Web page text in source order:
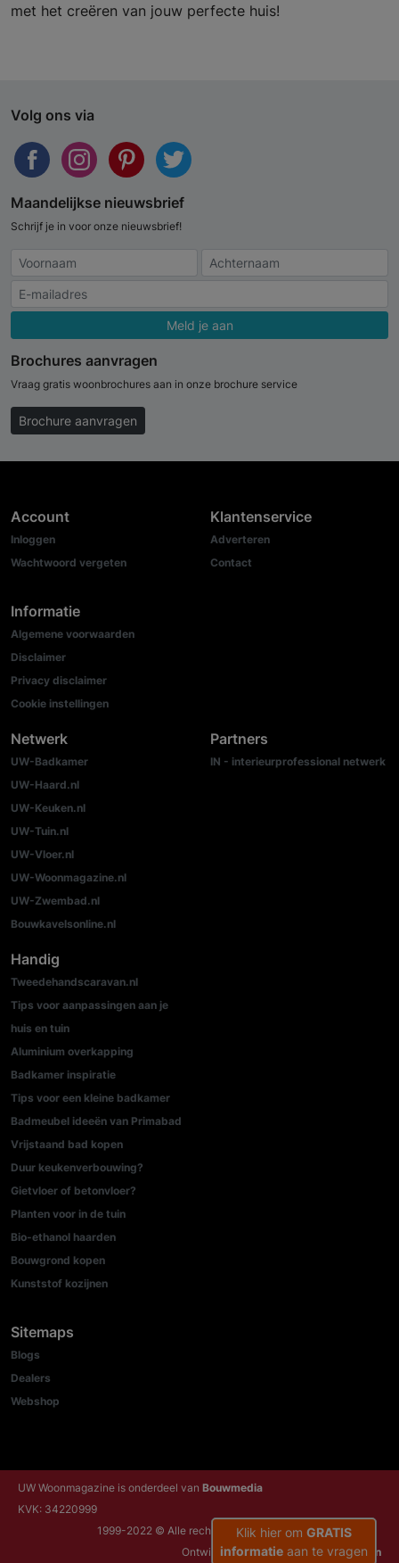
met het creëren van jouw perfecte huis!
Volg ons via
Maandelijkse nieuwsbrief
Schrijf je in voor onze nieuwsbrief!
Meld je aan
Brochures aanvragen
Vraag gratis woonbrochures aan in onze brochure service
Brochure aanvragen
Account
Inloggen
Wachtwoord vergeten
Informatie
Algemene voorwaarden
Disclaimer
Privacy disclaimer
Cookie instellingen
Klantenservice
Adverteren
Contact
Netwerk
UW-Badkamer
UW-Haard.nl
UW-Keuken.nl
UW-Tuin.nl
UW-Vloer.nl
UW-Woonmagazine.nl
UW-Zwembad.nl
Bouwkavelsonline.nl
Partners
IN - interieurprofessional netwerk
Handig
Tweedehandscaravan.nl
Tips voor aanpassingen aan je
huis en tuin
Aluminium overkapping
Badkamer inspiratie
Tips voor een kleine badkamer
Badmeubel ideeën van Primabad
Vrijstaand bad kopen
Duur keukenverbouwing?
Gietvloer of betonvloer?
Planten voor in de tuin
Bio-ethanol haarden
Bouwgrond kopen
Kunststof kozijnen
Sitemaps
Blogs
Dealers
Webshop
UW Woonmagazine is onderdeel van Bouwmedia
KVK: 34220999
1999-2022 © Alle rechten voorbehouden
Ontwikkeld door:NRG Internetdiensten
Klik hier om GRATIS
informatie aan te vragen